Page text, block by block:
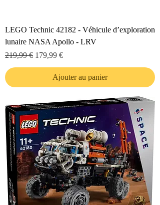
LEGO Technic 42182 - Véhicule d’exploration
lunaire NASA Apollo - LRV
Prix original
219,99 € Prix promotionnel
179,99 €
Ajouter au panier